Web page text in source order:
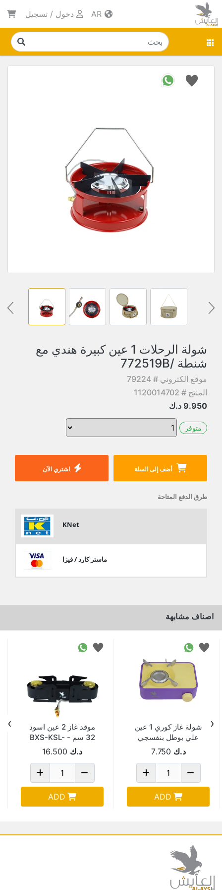
دخول / تسجيل
شولة الرحلات 1 عين كبيرة هندي مع
شنطة /772519B
موقع الكتروني # 79224
المنتج # 1120014702
9.950 د.ك
متوفر
أضف إلى السلة اشتري الآن
طرق الدفع المتاحة
KNet
ماستر كارد / فيزا
اصناف مشابهة
شولة غاز كوري 1 عين
علي بوطل بنفسجي
MINI A PURPLE
د.ك 7.750
ADD
موقد غاز 2 عين اسود
32 سم - BXS-KSL-
001 د.ك 16.500
ADD
‹
›